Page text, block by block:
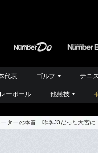
代表 ゴルフ テニス
ーボール 他競技
ターの本音「昨季J3だった大宮